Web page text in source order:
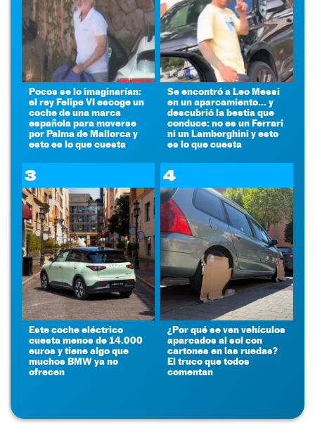
Pocos se lo imaginarían:
el rey Felipe VI escoge un
coche de una marca
española para moverse
por Palma de Mallorca y
esto es lo que cuesta
Se encontró a Leo Messi
en un aparcamiento... y
descubrió la bestia que
conduce: no es un Ferrari
ni un Lamborghini y esto
es lo que cuesta
3
Este coche eléctrico
cuesta menos de 14.000
euros y tiene algo que
muchos BMW ya no
ofrecen
4
¿Por qué se ven vehículos
aparcados al sol con
cartones en las ruedas?
El truco que todos
comentan